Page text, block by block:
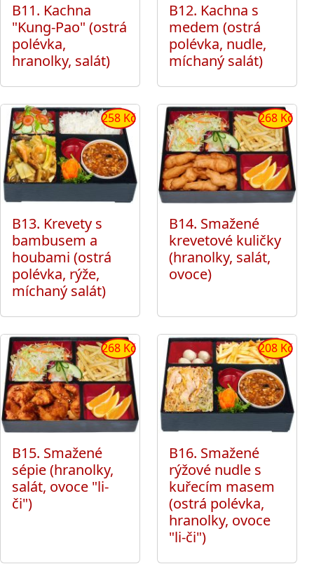
B11. Kachna
"Kung-Pao" (ostrá
polévka,
hranolky, salát)
B12. Kachna s
medem (ostrá
polévka, nudle,
míchaný salát)
258 Kč
B13. Krevety s
bambusem a
houbami (ostrá
polévka, rýže,
míchaný salát)
268 Kč
B14. Smažené
krevetové kuličky
(hranolky, salát,
ovoce)
268 Kč
B15. Smažené
sépie (hranolky,
salát, ovoce "li-
či")
208 Kč
B16. Smažené
rýžové nudle s
kuřecím masem
(ostrá polévka,
hranolky, ovoce
"li-či")